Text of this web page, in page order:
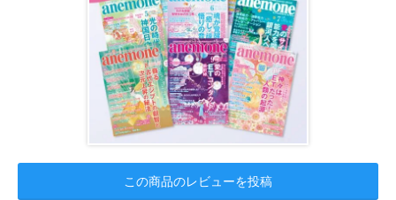
この商品のレビューを投稿